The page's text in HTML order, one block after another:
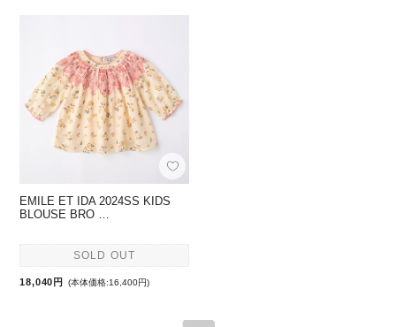
EMILE ET IDA 2024SS KIDS
BLOUSE BRO …
SOLD OUT
18,040円 (本体価格:16,400円)